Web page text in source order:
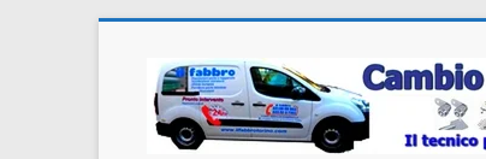
contenutoCambio
Serratura